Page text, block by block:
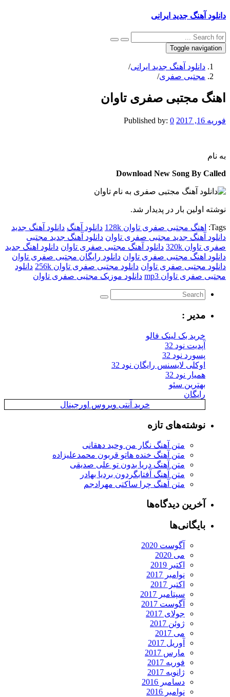
دانلود آهنگ جدید ایرانی
Toggle navigation
دانلود آهنگ جدید ایرانی/
مجتبی صفری/
اهنگ مجتبی صفری تاوان
فوریه 16, 2017 Published by: 0
به نام
Download New Song By Called
نوشته اولین بار در پدیدار شد.
Tags: اهنگ مجتبی صفری تاوان 128k دانلود آهنگ دانلود آهنگ جدید
دانلود آهنگ جدید مجتبی صفری تاوان دانلود آهنگ جدید مجتبی
صفری تاوان 320k
دانلود آهنگ مجتبی صفری تاوان دانلود اهنگ جدید
دانلود اهنگ مجتبی صفری تاوان دانلود رایگان مجتبی صفری تاوان
دانلود مجتبی صفری تاوان دانلود مجتبی صفری تاوان 256k
دانلود
مجتبی صفری تاوان mp3
دانلود موزیک مجتبی صفری تاوان
مدیر :
خرید بک لینک فالو
آپدیت نود 32
پسورد نود 32
اوکلی لایسنس رایگان نود 32
همیار نود 32
بهترین سئو
رایگان
خرید آنتی ویروس اورجینال
نوشته‌های تازه
متن آهنگ نگار من وحید دهقانی
متن آهنگ خنده هاتو قربون محمدعلیزاده
متن آهنگ دریا بدون تو علی صدیقی
متن آهنگ آفتابگردون بردیا بهادر
متن آهنگ چرا ساکتی مهرادجم
آخرین دیدگاه‌ها
بایگانی‌ها
آگوست 2020
می 2020
اکتبر 2019
نوامبر 2017
اکتبر 2017
سپتامبر 2017
آگوست 2017
جولای 2017
ژوئن 2017
می 2017
آوریل 2017
مارس 2017
فوریه 2017
ژانویه 2017
دسامبر 2016
نوامبر 2016